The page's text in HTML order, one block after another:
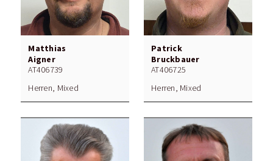
Matthias
Aigner
AT406739
Herren, Mixed
Patrick
Bruckbauer
AT406725
Herren, Mixed